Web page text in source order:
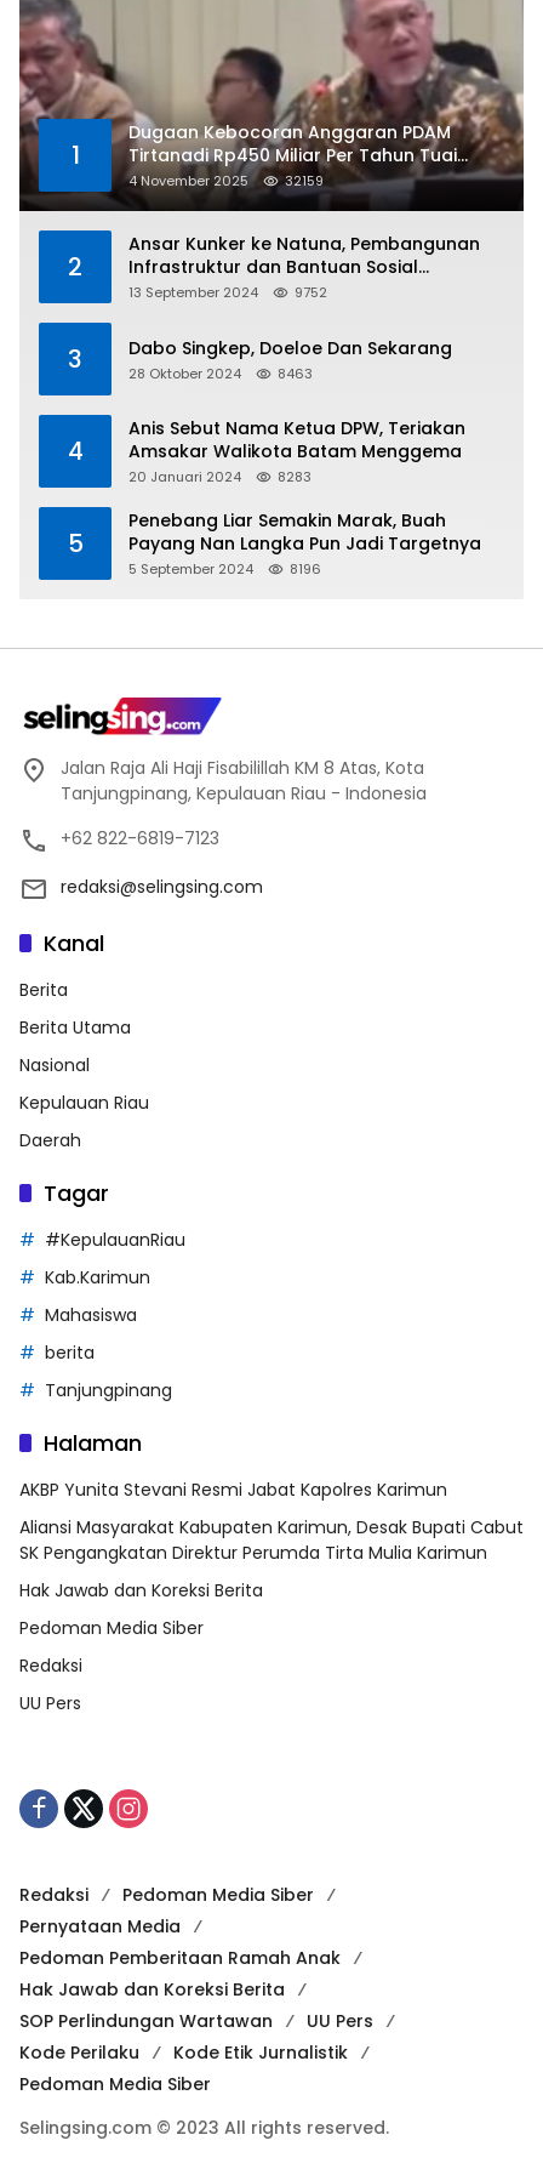
1
Dugaan Kebocoran Anggaran PDAM
Tirtanadi Rp450 Miliar Per Tahun Tuai
Kritikan
4 November 2025 32159
2
Ansar Kunker ke Natuna, Pembangunan
Infrastruktur dan Bantuan Sosial
Direalisasikan Hingga Pulau Tiga
13 September 2024 9752
3 Dabo Singkep, Doeloe Dan Sekarang
28 Oktober 2024 8463
4
Anis Sebut Nama Ketua DPW, Teriakan
Amsakar Walikota Batam Menggema
20 Januari 2024 8283
5
Penebang Liar Semakin Marak, Buah
Payang Nan Langka Pun Jadi Targetnya
5 September 2024 8196
Jalan Raja Ali Haji Fisabilillah KM 8 Atas, Kota
Tanjungpinang, Kepulauan Riau - Indonesia
+62 822-6819-7123
redaksi@selingsing.com
Kanal
Berita
Berita Utama
Nasional
Kepulauan Riau
Daerah
Tagar
#KepulauanRiau
Kab.Karimun
Mahasiswa
berita
Tanjungpinang
Halaman
AKBP Yunita Stevani Resmi Jabat Kapolres Karimun
Aliansi Masyarakat Kabupaten Karimun, Desak Bupati Cabut
SK Pengangkatan Direktur Perumda Tirta Mulia Karimun
Hak Jawab dan Koreksi Berita
Pedoman Media Siber
Redaksi
UU Pers
Redaksi
Pedoman Media Siber
Pernyataan Media
Pedoman Pemberitaan Ramah Anak
Hak Jawab dan Koreksi Berita
SOP Perlindungan Wartawan
UU Pers
Kode Perilaku
Kode Etik Jurnalistik
Pedoman Media Siber
Selingsing.com © 2023 All rights reserved.